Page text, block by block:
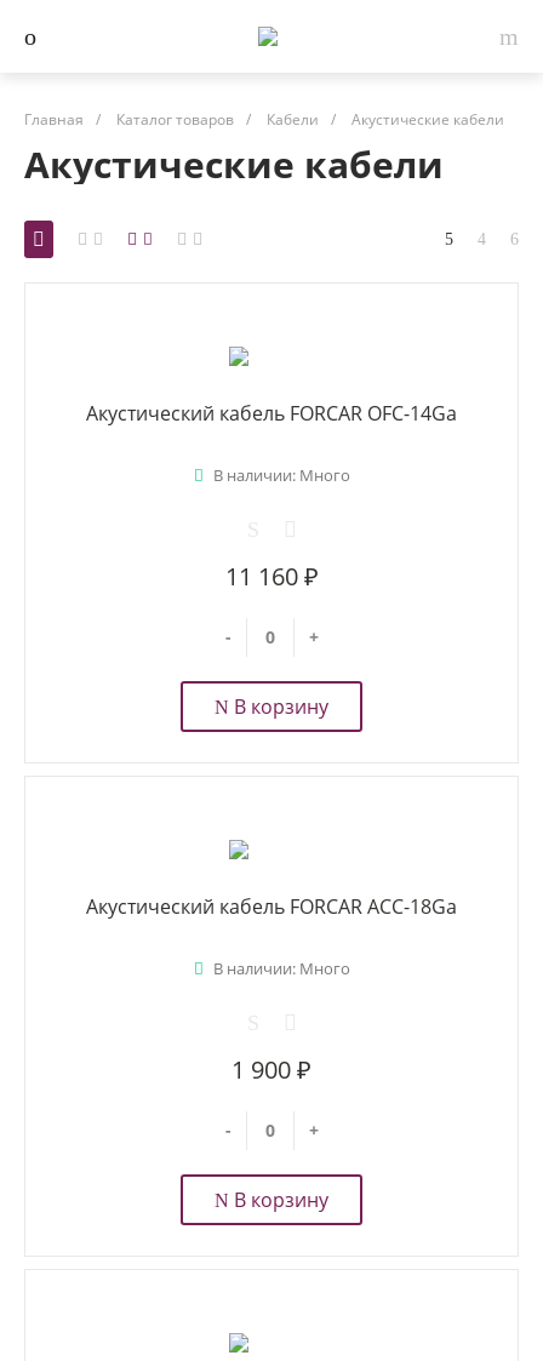
Главная / Каталог товаров / Кабели / Акустические кабели
Акустические кабели
Акустический кабель FORCAR OFC-14Ga
В наличии: Много
11 160 ₽
- +
В корзину
Акустический кабель FORCAR ACC-18Ga
В наличии: Много
1 900 ₽
- +
В корзину